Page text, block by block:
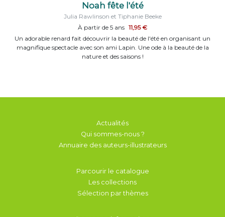
Noah fête l'été
Julia Rawlinson et Tiphanie Beeke
À partir de 5 ans 11,95 €
Un adorable renard fait découvrir la beauté de l'été en organisant un
magnifique spectacle avec son ami Lapin. Une ode à la beauté de la
nature et des saisons !
Actualités
Qui sommes-nous ?
Annuaire des auteurs-illustrateurs
Parcourir le catalogue
Les collections
Sélection par thèmes